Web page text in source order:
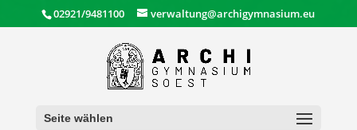
02921/9481100 verwaltung@archigymnasium.eu
Seite wählen